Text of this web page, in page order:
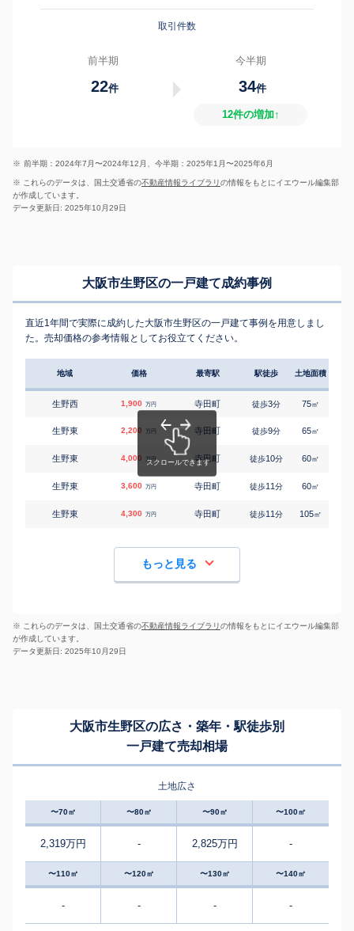
取引件数
前半期
22件
今半期
34件
12件の増加↑
※ 前半期：2024年7月〜2024年12月、今半期：2025年1月〜2025年6月
※ これらのデータは、国土交通省の不動産情報ライブラリの情報をもとにイエウール編集部
が作成しています。
データ更新日: 2025年10月29日
大阪市生野区の一戸建て成約事例
直近1年間で実際に成約した大阪市生野区の一戸建て事例を用意しまし
た。売却価格の参考情報としてお役立てください。
地域 価格 最寄駅 駅徒歩 土地面積
生野西 1,900 万円 寺田町 徒歩3分 75㎡
生野東 2,200 万円 寺田町 徒歩9分 65㎡
生野東 4,000 万円 寺田町 徒歩10分 60㎡
生野東 3,600 万円 寺田町 徒歩11分 60㎡
生野東 4,300 万円 寺田町 徒歩11分 105㎡
もっと見る
※ これらのデータは、国土交通省の不動産情報ライブラリの情報をもとにイエウール編集部
が作成しています。
データ更新日: 2025年10月29日
大阪市生野区の広さ・築年・駅徒歩別
一戸建て売却相場
土地広さ
〜70㎡ 〜80㎡ 〜90㎡ 〜100㎡
2,319万円 - 2,825万円 -
〜110㎡ 〜120㎡ 〜130㎡ 〜140㎡
- - - -